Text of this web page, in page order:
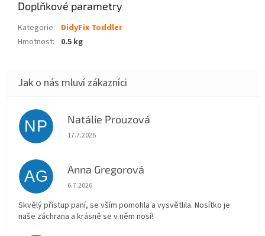
Doplňkové parametry
Kategorie: DidyFix Toddler
Hmotnost: 0.5 kg
NP Natálie Prouzová
Hodnocení obchodu je 5 z 5 hvězdiček.
17.7.2026
AG Anna Gregorová
Hodnocení obchodu je 5 z 5 hvězdiček.
6.7.2026
Skvělý přístup paní, se vším pomohla a vysvětlila. Nosítko je
naše záchrana a krásně se v něm nosí!